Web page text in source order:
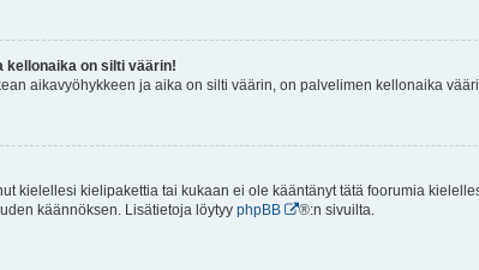
kellonaika on silti väärin!
aikavyöhykkeen ja aika on silti väärin, on palvelimen kellonaika
kielellesi kielipakettia tai kukaan ei ole kääntänyt tätä foorumia
käännöksen. Lisätietoja löytyy phpBB ®:n sivuilta.